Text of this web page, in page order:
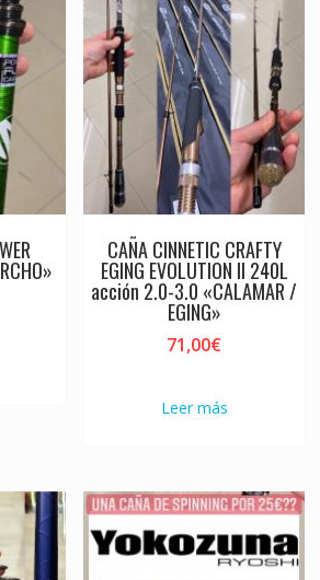
CAÑA CINNETIC CRAFTY
EGING EVOLUTION II 240L
acción 2.0-3.0 «CALAMAR /
EGING»
71,00€
Leer más